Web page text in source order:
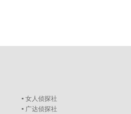
▪ 女人侦探社
▪ 广达侦探社